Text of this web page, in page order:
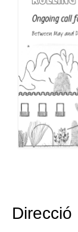
Direcció